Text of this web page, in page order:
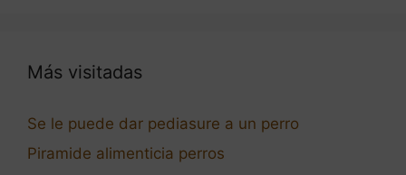
Más visitadas
Se le puede dar pediasure a un perro
Piramide alimenticia perros